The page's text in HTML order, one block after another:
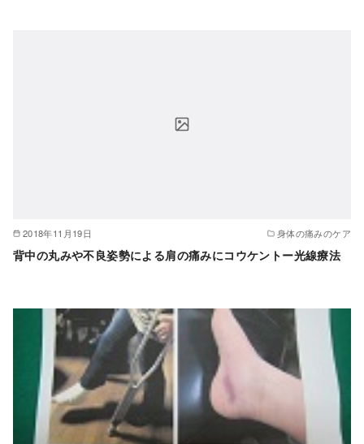
2018年11月19日 身体の痛みのケア
背中の丸みや不良姿勢による肩の痛みにコウケントー光線療法